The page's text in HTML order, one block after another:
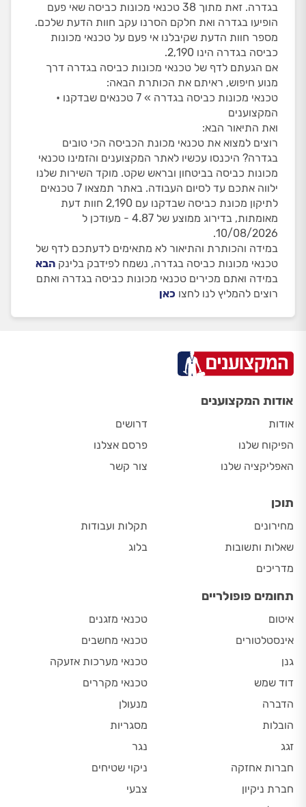
בגדרה. זאת מתוך 38 טכנאי מכונות כביסה שאי פעם
הופיעו בגדרה ואת חלקם הסרנו עקב חוות הדעת שלכם.
מספר חוות הדעת שקיבלנו אי פעם על טכנאי מכונות
כביסה בגדרה הינו 2,190.
אם הגעתם לדף של טכנאי מכונות כביסה בגדרה דרך
מנוע חיפוש, ראיתם את הכותרת הבאה:
טכנאי מכונות כביסה בגדרה » 7 טכנאים שבדקנו •
המקצוענים
ואת התיאור הבא:
רוצים למצוא את טכנאי מכונת הכביסה הכי טובים
בגדרה? היכנסו עכשיו לאתר המקצוענים והזמינו טכנאי
מכונות כביסה בביטחון ובראש שקט. מוקד השירות שלנו
ילווה אתכם עד לסיום העבודה. באתר תמצאו 7 טכנאים
לתיקון מכונת כביסה שבדקנו עם 2,190 חוות דעת
מאומתות, בדירוג ממוצע של 4.87 - מעודכן ל
10/08/2026.
במידה והכותרת והתיאור לא מתאימים לדעתכם לדף של
טכנאי מכונות כביסה בגדרה, נשמח לפידבק בלינק הבא
במידה ואתם מכירים טכנאי מכונות כביסה בגדרה ואתם
רוצים להמליץ לנו לחצו כאן
אודות המקצוענים
אודות
הפיקוח שלנו
האפליקציה שלנו
דרושים
פרסם אצלנו
צור קשר
תוכן
מחירונים
שאלות ותשובות
מדריכים
תקלות ועבודות
בלוג
תחומים פופולריים
איטום
אינסטלטורים
גנן
דוד שמש
הדברה
הובלות
זגג
חברות אחזקה
חברת ניקיון
טכנאי מזגנים
טכנאי מחשבים
טכנאי מערכות אזעקה
טכנאי מקררים
מנעולן
מסגריות
נגר
ניקוי שטיחים
צבעי